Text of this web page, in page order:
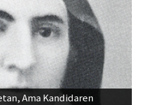
Ama Kandidaren